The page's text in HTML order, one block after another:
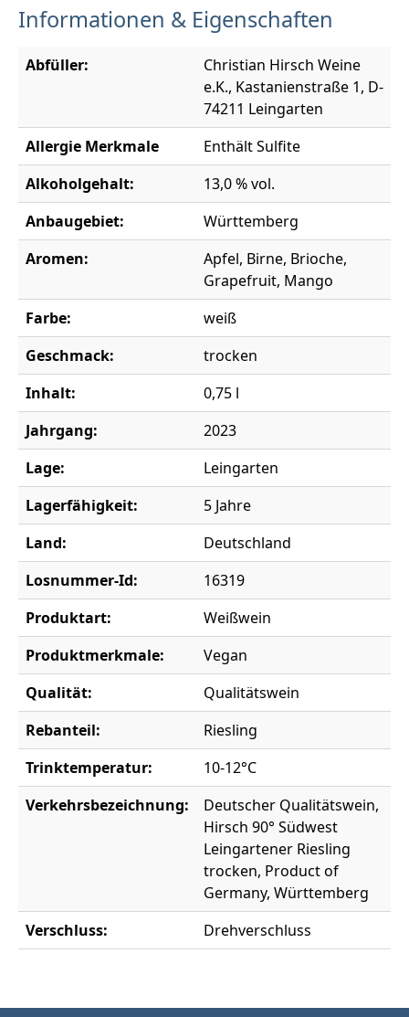
Informationen & Eigenschaften
Abfüller:
Christian Hirsch Weine
e.K., Kastanienstraße 1, D-
74211 Leingarten
Allergie Merkmale
Enthält Sulfite
Alkoholgehalt:
13,0 % vol.
Anbaugebiet:
Württemberg
Aromen:
Apfel, Birne, Brioche,
Grapefruit, Mango
Farbe:
weiß
Geschmack:
trocken
Inhalt:
0,75 l
Jahrgang:
2023
Lage:
Leingarten
Lagerfähigkeit:
5 Jahre
Land:
Deutschland
Losnummer-Id:
16319
Produktart:
Weißwein
Produktmerkmale:
Vegan
Qualität:
Qualitätswein
Rebanteil:
Riesling
Trinktemperatur:
10-12°C
Verkehrsbezeichnung:
Deutscher Qualitätswein,
Hirsch 90° Südwest
Leingartener Riesling
trocken, Product of
Germany, Württemberg
Verschluss:
Drehverschluss